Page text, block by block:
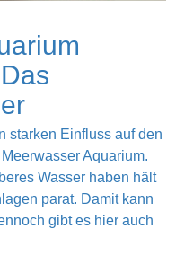
starken Einfluss auf den
Aquarium.
Wasser haben hält
parat. Damit kann
gibt es hier auch